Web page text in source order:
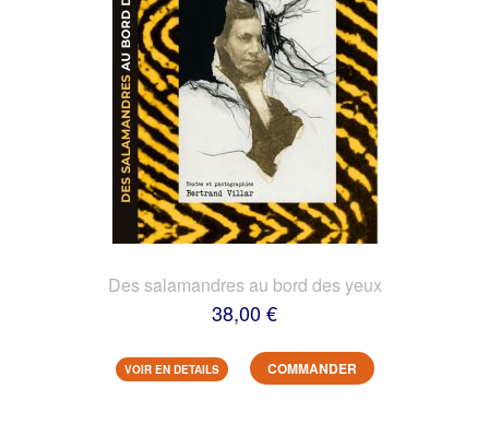
Des salamandres au bord des yeux
38,00 €
VOIR EN DETAILS COMMANDER